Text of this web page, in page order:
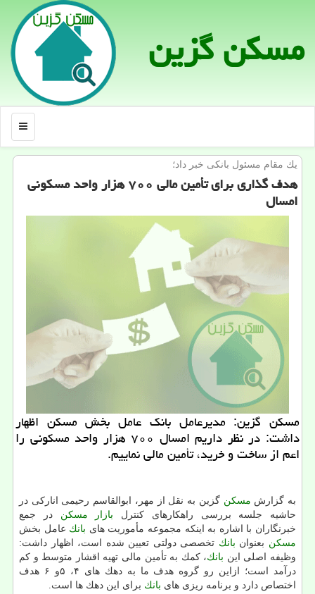
مسكن گزین
منو
یك مقام مسئول بانكی خبر داد؛
هدف گذاری برای تأمین مالی ۷۰۰ هزار واحد مسكونی
امسال
مسكن گزین: مدیرعامل بانك عامل بخش مسكن اظهار
داشت: در نظر داریم امسال ۷۰۰ هزار واحد مسكونی را
اعم از ساخت و خرید، تأمین مالی نماییم.
به گزارش مسكن گزین به نقل از مهر، ابوالقاسم رحیمی اناركی در
حاشیه جلسه بررسی راهكارهای كنترل بازار مسكن در جمع
خبرنگاران با اشاره به اینكه مجموعه مأموریت های بانك عامل بخش
مسكن بعنوان بانك تخصصی دولتی تعیین شده است، اظهار داشت:
وظیفه اصلی این بانك، كمك به تأمین مالی تهیه اقشار متوسط و كم
درآمد است؛ ازاین رو گروه هدف ما به دهك های ۴، ۵و ۶ هدف
اختصاص دارد و برنامه ریزی های بانك برای این دهك ها است.